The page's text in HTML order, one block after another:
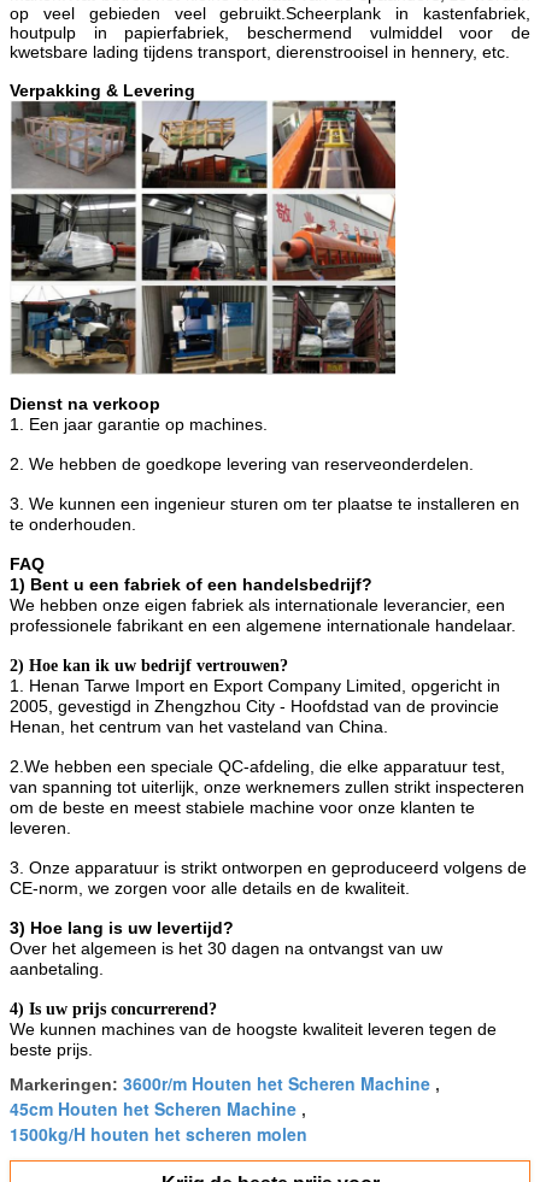
op veel gebieden veel gebruikt.Scheerplank in kastenfabriek,
houtpulp in papierfabriek, beschermend vulmiddel voor de
kwetsbare lading tijdens transport, dierenstrooisel in hennery, etc.
Verpakking & Levering
Dienst na verkoop
1. Een jaar garantie op machines.
2. We hebben de goedkope levering van reserveonderdelen.
3. We kunnen een ingenieur sturen om ter plaatse te installeren en
te onderhouden.
FAQ
1) Bent u een fabriek of een handelsbedrijf?
We hebben onze eigen fabriek als internationale leverancier, een
professionele fabrikant en een algemene internationale handelaar.
2) Hoe kan ik uw bedrijf vertrouwen?
1. Henan Tarwe Import en Export Company Limited, opgericht in
2005, gevestigd in Zhengzhou City - Hoofdstad van de provincie
Henan, het centrum van het vasteland van China.
2.We hebben een speciale QC-afdeling, die elke apparatuur test,
van spanning tot uiterlijk, onze werknemers zullen strikt inspecteren
om de beste en meest stabiele machine voor onze klanten te
leveren.
3. Onze apparatuur is strikt ontworpen en geproduceerd volgens de
CE-norm, we zorgen voor alle details en de kwaliteit.
3) Hoe lang is uw levertijd?
Over het algemeen is het 30 dagen na ontvangst van uw
aanbetaling.
4) Is uw prijs concurrerend?
We kunnen machines van de hoogste kwaliteit leveren tegen de
beste prijs.
Markeringen: 3600r/m Houten het Scheren Machine ,
45cm Houten het Scheren Machine ,
1500kg/H houten het scheren molen